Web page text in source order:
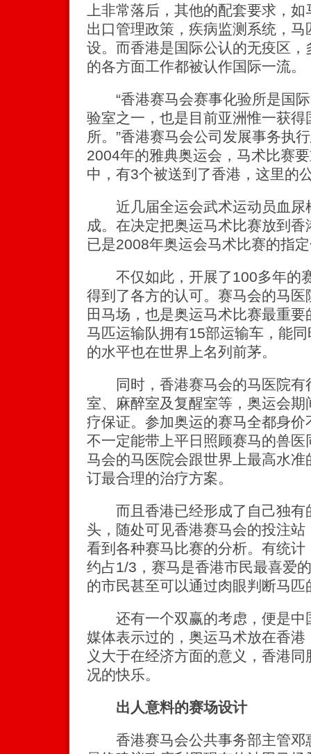
上非常落后，其他的配套要求，
出口管理政策，疾病监测系统，
设。而香港是国际公认的无疫区
的各方面工作都被认作国际一流。
“香港赛马会赛事化验所是国际
验室之一，也是目前亚洲惟一获
所。”香港赛马会公司发展事务执
2004年的雅典奥运会，马术比赛
中，有3个被送到了香港，这里的
近几届全运会武术运动员血尿
成。在决定把奥运马术比赛放到
已是2008年奥运会马术比赛的指
不仅如此，开展了100多年的
得到了各方的认可。赛马会的马
田马场，也是奥运马术比赛最重
马匹运输队拥有15部运输车，能
的水平也在世界上名列前茅。
同时，香港赛马会的马医院有
室、麻醉室及复醒室等，奥运会
疗保证。参加奥运的赛马全都身
不一定能带上平日照顾赛马的兽
马会的马医院会跟世界上最高水
订最合理的治疗方案。
而且香港已经形成了自己独有
头，随处可见香港赛马会的投注
看到各种赛马比赛的分析。有统
约占1/3，赛马是香港市民最喜爱
的市民甚至可以通过肉眼判断马匹
还有一个双赢的考虑，便是中
媒体表示过的，奥运马术放在香
义大于在经济方面的意义，香港
况的快乐。
出人意料的赛场设计
香港赛马会公共事务部主管邓